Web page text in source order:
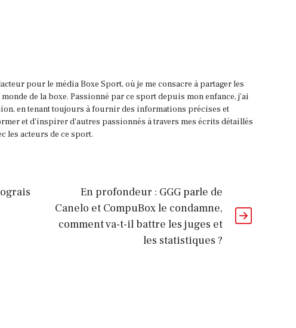
pour le média Boxe Sport, où je me consacre à partager les
de la boxe. Passionné par ce sport depuis mon enfance, j'ai
en tenant toujours à fournir des informations précises et
et d'inspirer d'autres passionnés à travers mes écrits détaillés
les acteurs de ce sport.
En profondeur : GGG parle de
Canelo et CompuBox le condamne,
comment va-t-il battre les juges et
les statistiques ?